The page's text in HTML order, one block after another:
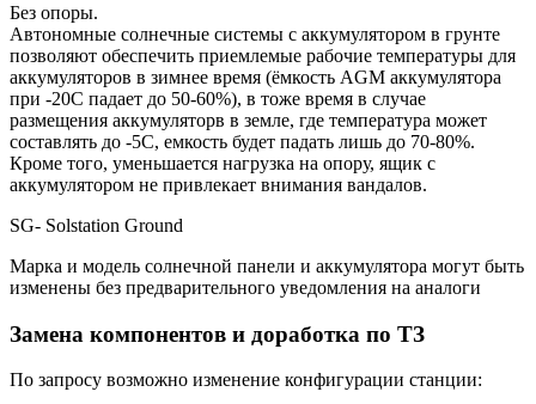
Без опоры.
Автономные солнечные системы с аккумулятором в грунте
позволяют обеспечить приемлемые рабочие температуры для
аккумуляторов в зимнее время (ёмкость AGM аккумулятора
при -20С падает до 50-60%), в тоже время в случае
размещения аккумуляторв в земле, где температура может
составлять до -5С, емкость будет падать лишь до 70-80%.
Кроме того, уменьшается нагрузка на опору, ящик с
аккумулятором не привлекает внимания вандалов.
SG- Solstation Ground
Марка и модель солнечной панели и аккумулятора могут быть
изменены без предварительного уведомления на аналоги
Замена компонентов и доработка по ТЗ
По запросу возможно изменение конфигурации станции: